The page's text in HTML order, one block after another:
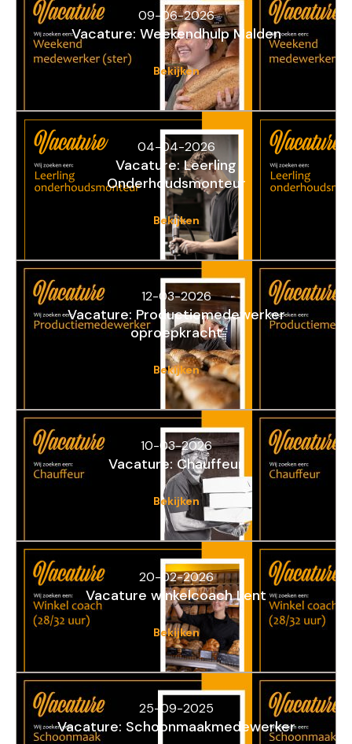
09-06-2026
Vacature: Weekendhulp Malden
Bekijken
04-04-2026
Vacature: Leerling
Onderhoudsmonteur
Bekijken
12-03-2026
Vacature: Productiemedewerker
oproepkracht
Bekijken
10-03-2026
Vacature: Chauffeur
Bekijken
20-02-2026
Vacature winkelcoach Lent
Bekijken
25-09-2025
Vacature: Schoonmaakmedewerker